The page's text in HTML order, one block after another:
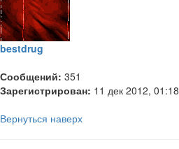
bestdrug
Сообщений: 351
Зарегистрирован: 11 дек 2012, 01:18
Вернуться наверх